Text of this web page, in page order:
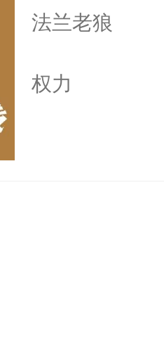
法兰老狼
权力